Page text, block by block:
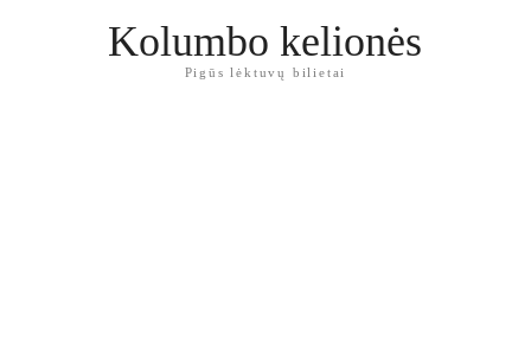
Kolumbo kelionės
Pigūs lėktuvų bilietai